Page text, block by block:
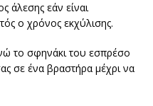
άλεσης εάν είναι
ο χρόνος εκχύλισης.
το σφηνάκι του εσπρέσο
σε ένα βραστήρα μέχρι να